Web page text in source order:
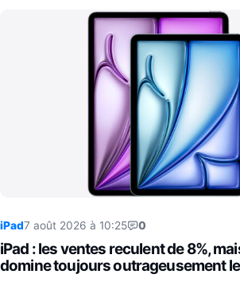
iPad7 août 2026 à 10:25 0
iPad : les ventes reculent de 8%,
domine toujours outrageusement